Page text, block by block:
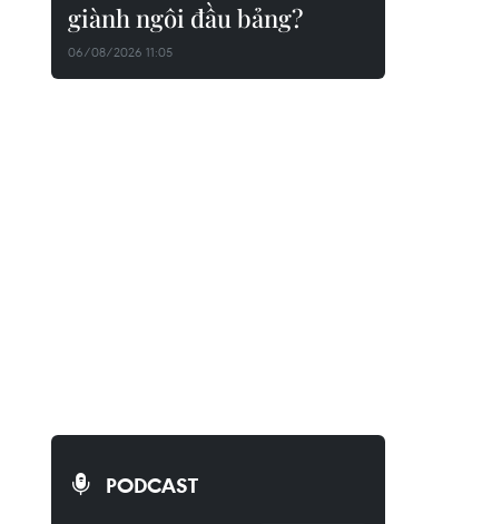
giành ngôi đầu bảng?
06/08/2026 11:05
PODCAST